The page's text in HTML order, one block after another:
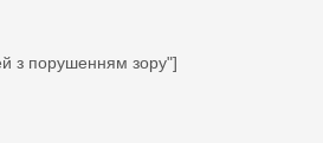
з порушенням зору"]